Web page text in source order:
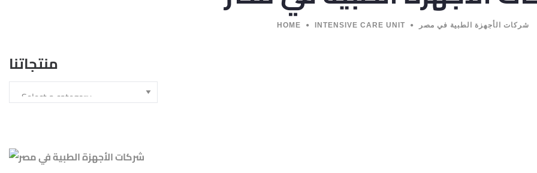
HOME INTENSIVE CARE UNIT شركات الأجهزة الطبية في مصر
منتجاتنا